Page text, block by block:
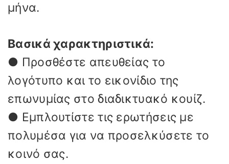
μήνα.
Βασικά χαρακτηριστικά:
● Προσθέστε απευθείας το
λογότυπο και το εικονίδιο της
επωνυμίας στο διαδικτυακό κουίζ.
● Εμπλουτίστε τις ερωτήσεις με
πολυμέσα για να προσελκύσετε το
κοινό σας.